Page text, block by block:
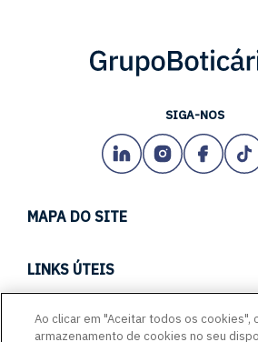
SIGA-NOS
MAPA DO SITE
CARREIRAS
EMPREENDA CONOSCO
LINKS ÚTEIS
Ao clicar em "Aceitar todos os cookies",
armazenamento de cookies no seu